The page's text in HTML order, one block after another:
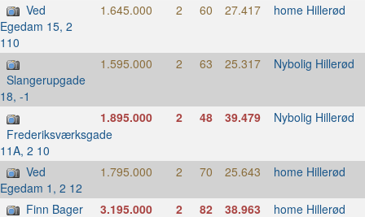
Ved
Egedam 15, 2
110
1.645.000 2 60 27.417 home Hillerød
Slangerupgade
18, -1
1.595.000 2 63 25.317 Nybolig Hillerød
Frederiksværksgade
11A, 2 10
1.895.000 2 48 39.479 Nybolig Hillerød
Ved
Egedam 1, 2 12
1.795.000 2 70 25.643 home Hillerød
Finn Bager
3.195.000 2 82 38.963 home Hillerød